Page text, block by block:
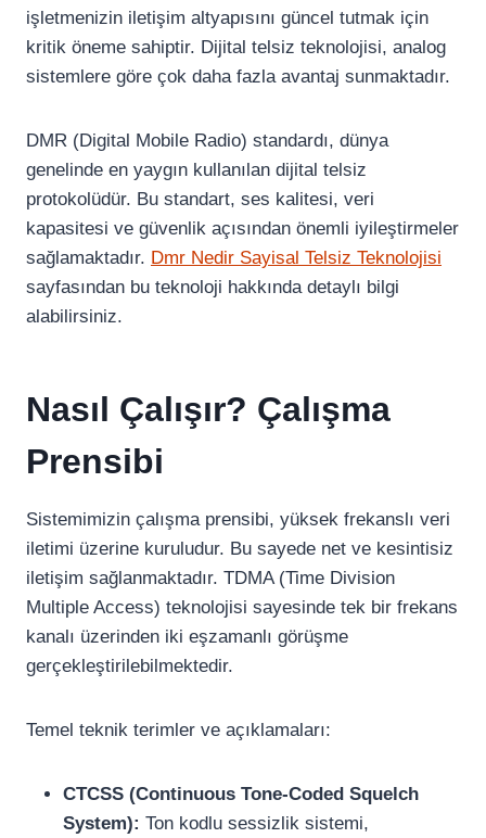
işletmenizin iletişim altyapısını güncel tutmak için
kritik öneme sahiptir. Dijital telsiz teknolojisi, analog
sistemlere göre çok daha fazla avantaj sunmaktadır.
DMR (Digital Mobile Radio) standardı, dünya
genelinde en yaygın kullanılan dijital telsiz
protokolüdür. Bu standart, ses kalitesi, veri
kapasitesi ve güvenlik açısından önemli iyileştirmeler
sağlamaktadır. Dmr Nedir Sayisal Telsiz Teknolojisi
sayfasından bu teknoloji hakkında detaylı bilgi
alabilirsiniz.
Nasıl Çalışır? Çalışma
Prensibi
Sistemimizin çalışma prensibi, yüksek frekanslı veri
iletimi üzerine kuruludur. Bu sayede net ve kesintisiz
iletişim sağlanmaktadır. TDMA (Time Division
Multiple Access) teknolojisi sayesinde tek bir frekans
kanalı üzerinden iki eşzamanlı görüşme
gerçekleştirilebilmektedir.
Temel teknik terimler ve açıklamaları:
CTCSS (Continuous Tone-Coded Squelch
System): Ton kodlu sessizlik sistemi,